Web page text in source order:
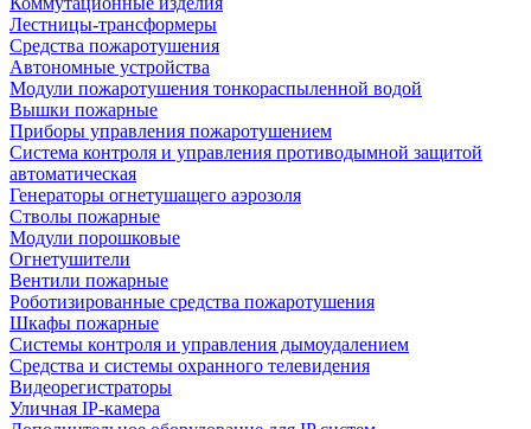
Лестницы-трансформеры
Средства пожаротушения
Автономные устройства
Модули пожаротушения тонкораспыленной водой
Вышки пожарные
Приборы управления пожаротушением
Система контроля и управления противодымной защитой
автоматическая
Генераторы огнетушащего аэрозоля
Стволы пожарные
Модули порошковые
Огнетушители
Вентили пожарные
Роботизированные средства пожаротушения
Шкафы пожарные
Системы контроля и управления дымоудалением
Средства и системы охранного телевидения
Видеорегистраторы
Уличная IP-камера